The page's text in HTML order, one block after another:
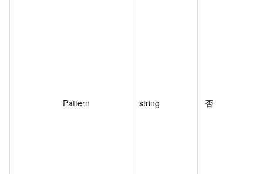
Pattern string 否